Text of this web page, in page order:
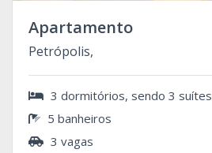
Apartamento
Petrópolis,
3 dormitórios, sendo 3 suítes
5 banheiros
3 vagas